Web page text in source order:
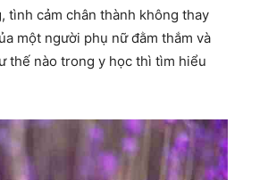
tình cảm chân thành không thay
một người phụ nữ đằm thắm và
thế nào trong y học thì tìm hiểu